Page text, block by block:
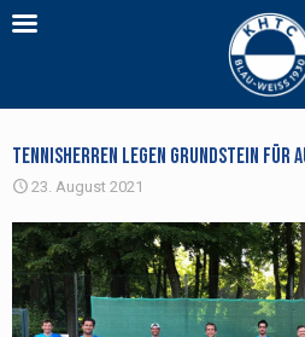
Tennisherren legen Grundstein für
23. August 2021